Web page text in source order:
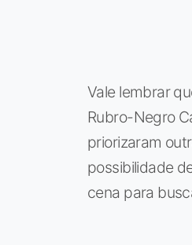
Vale lembrar
Rubro-Negro
priorizaram
possibilidade
cena para